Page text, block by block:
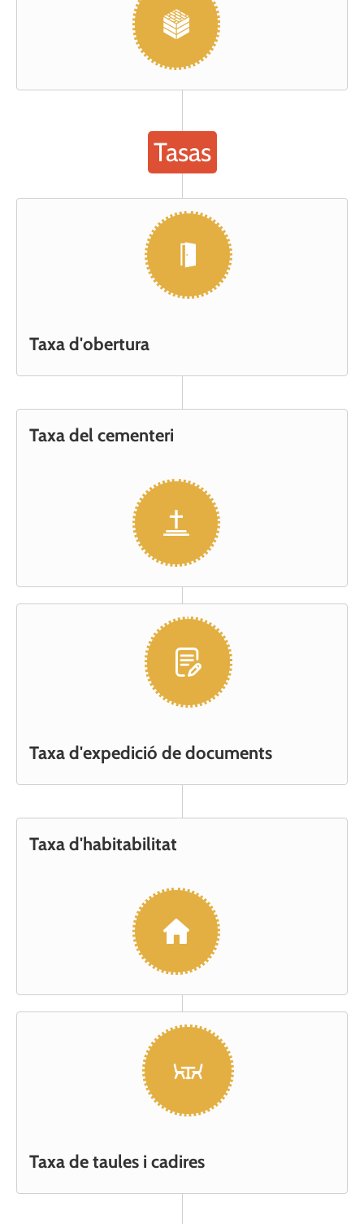
Tasas
Taxa d'obertura
Taxa del cementeri
Taxa d'expedició de documents
Taxa d'habitabilitat
Taxa de taules i cadires